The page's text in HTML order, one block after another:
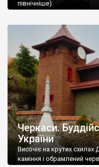
північніше).
Черкаси.
України
Височіє на крутих схилах
каміння і обрамлений